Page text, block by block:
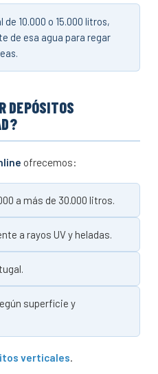
10.000 o 15.000 litros,
de esa agua para regar
DEPÓSITOS
ofrecemos:
a más de 30.000 litros.
a rayos UV y heladas.
superficie y
verticales